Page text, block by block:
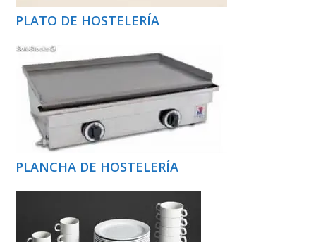
PLATO DE HOSTELERÍA
PLANCHA DE HOSTELERÍA